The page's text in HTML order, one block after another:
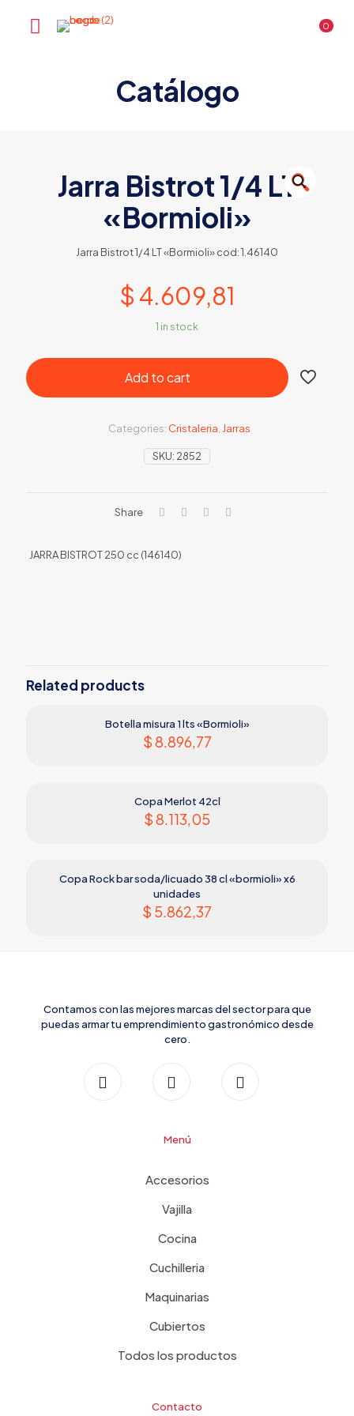
0
Catálogo
🔍
Jarra Bistrot 1/4 LT
«Bormioli»
Jarra Bistrot 1/4 LT «Bormioli» cod: 1.46140
$ 4.609,81
1 in stock
Add to cart
SKU: 2852
Categories: Cristaleria Jarras
Share
JARRA BISTROT 250 cc (146140)
Related products
Botella misura 1 lts «Bormioli»
$8.896,77
Copa Merlot 42cl
$8.113,05
Copa Rock bar soda/licuado 38 cl «bormioli» x6
unidades
$ 5.862,37
Contamos con las mejores marcas del sector para que
puedas armar tu emprendimiento gastronómico desde
cero.
Menú
Accesorios
Vajilla
Cocina
Cuchilleria
Maquinarias
Cubiertos
Todos los productos
Contacto